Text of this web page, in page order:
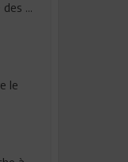
...
le